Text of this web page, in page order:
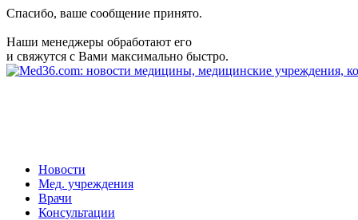
Спасибо, ваше сообщение принято.
Наши менеджеры обработают его
и свяжутся с Вами максимально быстро.
Новости
Мед. учреждения
Врачи
Консультации